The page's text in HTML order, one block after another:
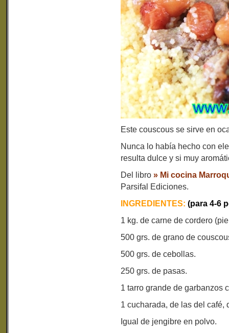
Este couscous se sirve en
Nunca lo había hecho con
resulta dulce y si muy
Del libro » Mi cocina
Parsifal Ediciones.
INGREDIENTES: (para 4-6
1 kg. de carne de cordero
500 grs. de grano de
500 grs. de cebollas.
250 grs. de pasas.
1 tarro grande de garbanzos
1 cucharada, de las del café,
Igual de jengibre en polvo.